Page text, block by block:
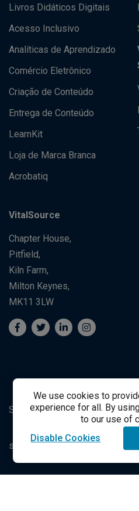
We use cookies to
experience for all. By
to our use of
Disable Cookies
Livros Didáticos Digitais
Acesso Inclusivo
Analíticas de Aprendizado
Comércio Eletrônico
Criação de Conteúdo
Entrega de Conteúdo
LearnKit
Loja de Marca Branca
Acrobatiq
VitalSource
Chapter House,
Pitfield,
Kiln Farm,
Milton Keynes,
MK11 3LW
Suporte ao Estudante
success@vitalsource.com